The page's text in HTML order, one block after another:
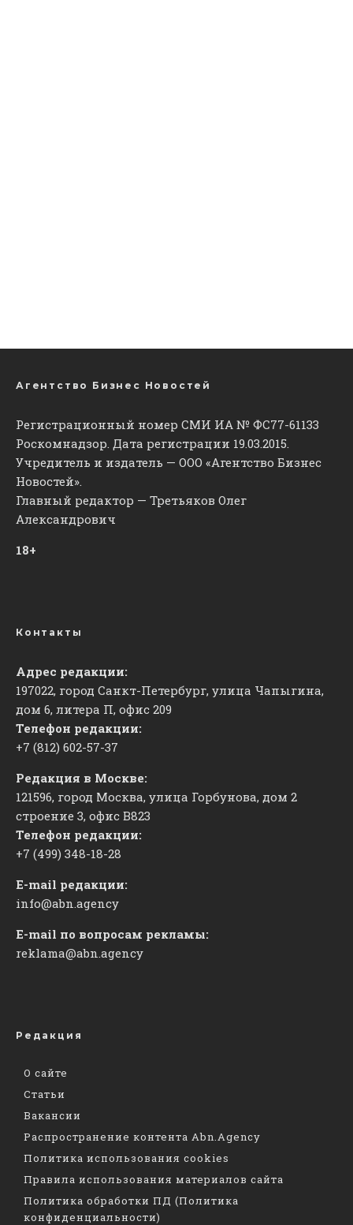
Агентство Бизнес Новостей
Регистрационный номер СМИ ИА № ФС77-61133
Роскомнадзор. Дата регистрации 19.03.2015.
Учредитель и издатель — ООО «Агентство Бизнес
Новостей».
Главный редактор — Третьяков Олег
Александрович
18+
Контакты
Адрес редакции:
197022, город Санкт-Петербург, улица Чапыгина,
дом 6, литера П, офис 209
Телефон редакции:
+7 (812) 602-57-37
Редакция в Москве:
121596, город Москва, улица Горбунова, дом 2
строение 3, офис ​В823
Телефон редакции:
+7 (499) 348-18-28
E-mail редакции:
info@abn.agency
E-mail по вопросам рекламы:
reklama@abn.agency
Редакция
О сайте
Статьи
Вакансии
Распространение контента Abn.Agency
Политика использования cookies
Правила использования материалов сайта
Политика обработки ПД (Политика
конфиденциальности)